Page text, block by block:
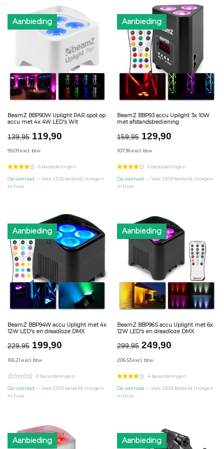
Aanbieding
BeamZ BBP90W Uplight PAR spot op
accu met 4x 4W LED's Wit
139,95 Oorspronkelijke
prijs
was:
€139,95.
119,90Huidige
€119,90.
99.09 excl. btw
6 beoordelingen
Op voorraad — Voor 23:59 besteld, morgen
in huis
Aanbieding
BeamZ BBP93 accu Uplight 3x 10W
met afstandsbediening
159,95 Oorspronkelijke
prijs
was:
€159,95.
129,90Huidige
€129,90.
107.36 excl. btw
6 beoordelingen
Op voorraad — Voor 23:59 besteld, morgen
in huis
Aanbieding
BeamZ BBP94W accu Uplight met 4x
12W LED's en draadloze DMX
229,95 Oorspronkelijke
was:
€229,95.
199,90Huidige
€199,90.
165.21 excl. btw
0 beoordelingen
Op voorraad — Voor 23:59 besteld, morgen
in huis
Aanbieding
BeamZ BBP96S accu Uplight met 6x
12W LED's en draadloze DMX
299,95 Oorspronkelijke
was:
€299,95.
249,90Huidige
€249,90.
206.53 excl. btw
4 beoordelingen
Op voorraad — Voor 23:59 besteld, morgen
in huis
Aanbieding Aanbieding